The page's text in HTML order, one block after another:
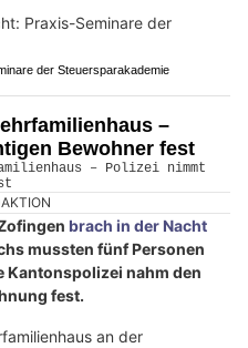
der Steuersparakademie
–
Bewohner fest
brach in der Nacht
mussten fünf Personen
Kantonspolizei nahm den
fest.
an der